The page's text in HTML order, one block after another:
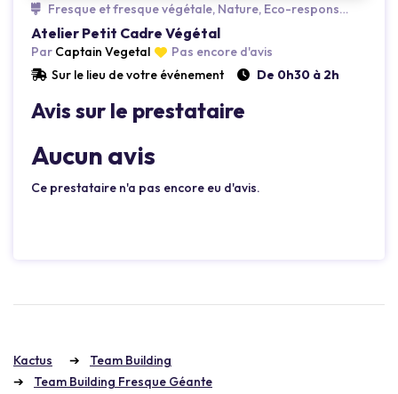
Loading...
Fresque et fresque végétale, Nature, Eco-responsable
Atelier Petit Cadre Végétal
Par Captain Vegetal
Pas encore d'avis
Sur le lieu de votre événement
De 0h30 à 2h
Avis sur le prestataire
Aucun avis
Ce prestataire n'a pas encore eu d'avis.
Kactus
Team Building
Team Building Fresque Géante